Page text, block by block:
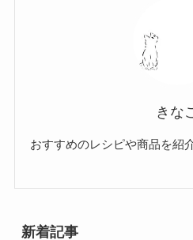
きな
おすすめのレシピや商品を紹
新着記事